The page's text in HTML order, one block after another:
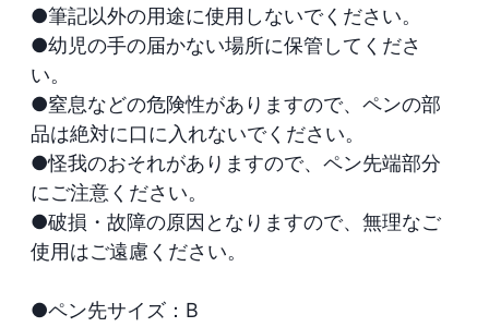
●筆記以外の用途に使用しないでください。
●幼児の手の届かない場所に保管してくださ
い。
●窒息などの危険性がありますので、ペンの部
品は絶対に口に入れないでください。
●怪我のおそれがありますので、ペン先端部分
にご注意ください。
●破損・故障の原因となりますので、無理なご
使用はご遠慮ください。
●ペン先サイズ：B